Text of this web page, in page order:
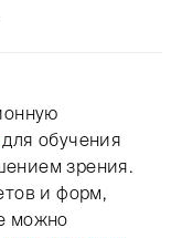
для обучения
зрения.
и форм,
можно